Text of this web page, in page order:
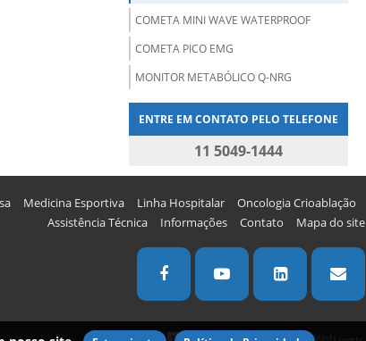
COMETA MINI WAVE WATERPROOF
COMETA PICO EMG
MONITOR METABÓLICO Q-NRG
ENTRE EM CONTATO PELO TELEFONE
11 5049-1444
Medicina Esportiva Linha Hospitalar
Oncologia Crioablação
Assistência Técnica
Informações Contato Mapa do site
W3C W3C